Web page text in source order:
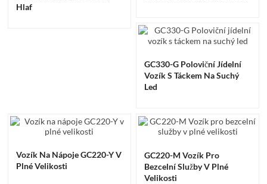
Hlaf
GC330-G Poloviční Jídelní
Vozík S Táckem Na Suchý
Led
Vozík Na Nápoje GC220-Y V
Plné Velikosti
GC220-M Vozík Pro
Bezcelní Služby V Plné
Velikosti